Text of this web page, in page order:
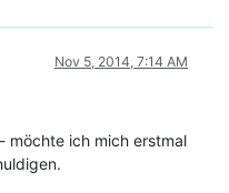
Nov 5, 2014, 7:14 AM
möchte ich mich erstmal